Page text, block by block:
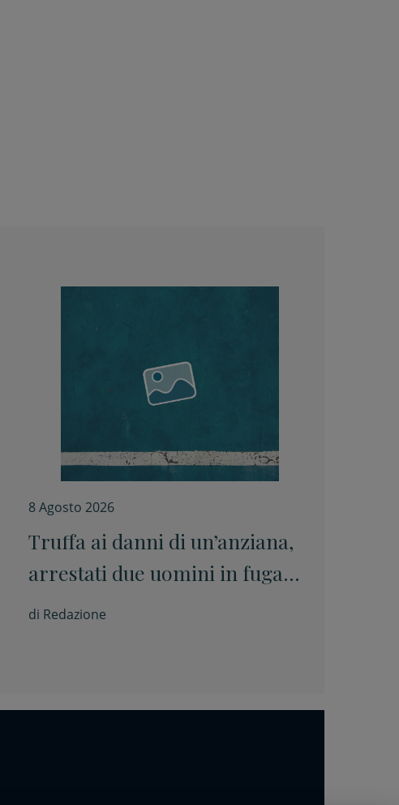
8 Agosto 2026
Truffa ai danni di un’anziana,
arrestati due uomini in fuga
sulla E45
di Redazione